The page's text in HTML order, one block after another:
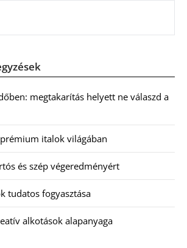
megtakarítás helyett ne válaszd a
italok világában
és szép végeredményért
tudatos fogyasztása
alkotások alapanyaga